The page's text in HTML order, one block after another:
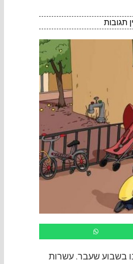
תגובות
בשבוע שעבר. עשרות